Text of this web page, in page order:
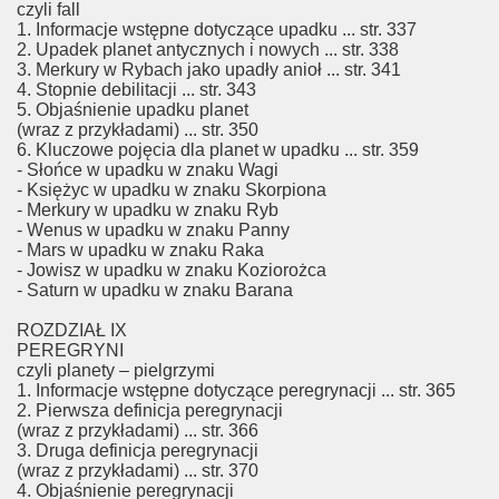
czyli fall
1. Informacje wstępne dotyczące upadku ... str. 337
2. Upadek planet antycznych i nowych ... str. 338
3. Merkury w Rybach jako upadły anioł ... str. 341
4. Stopnie debilitacji ... str. 343
5. Objaśnienie upadku planet
(wraz z przykładami) ... str. 350
6. Kluczowe pojęcia dla planet w upadku ... str. 359
- Słońce w upadku w znaku Wagi
- Księżyc w upadku w znaku Skorpiona
- Merkury w upadku w znaku Ryb
- Wenus w upadku w znaku Panny
- Mars w upadku w znaku Raka
- Jowisz w upadku w znaku Koziorożca
- Saturn w upadku w znaku Barana
ROZDZIAŁ IX
PEREGRYNI
czyli planety – pielgrzymi
1. Informacje wstępne dotyczące peregrynacji ... str. 365
2. Pierwsza definicja peregrynacji
(wraz z przykładami) ... str. 366
3. Druga definicja peregrynacji
(wraz z przykładami) ... str. 370
4. Objaśnienie peregrynacji